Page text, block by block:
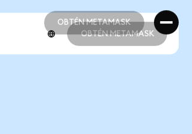
OBTÉN METAMASK
OBTÉN METAMASK
OBTÉN METAMASK